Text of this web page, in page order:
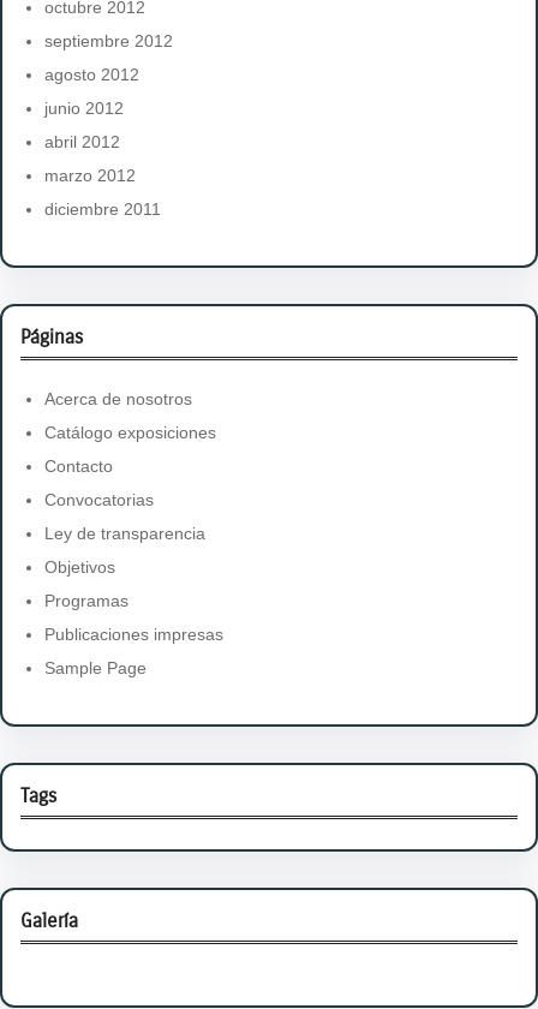
octubre 2012
septiembre 2012
agosto 2012
junio 2012
abril 2012
marzo 2012
diciembre 2011
Páginas
Acerca de nosotros
Catálogo exposiciones
Contacto
Convocatorias
Ley de transparencia
Objetivos
Programas
Publicaciones impresas
Sample Page
Tags
Galería